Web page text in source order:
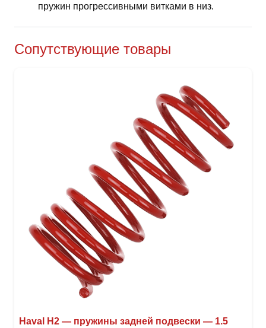
пружин прогрессивными витками в низ.
Сопутствующие товары
Haval H2 — пружины задней подвески — 1.5